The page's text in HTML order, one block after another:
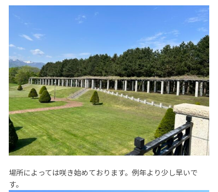
場所によっては咲き始めております。例年より少し早いで
す。